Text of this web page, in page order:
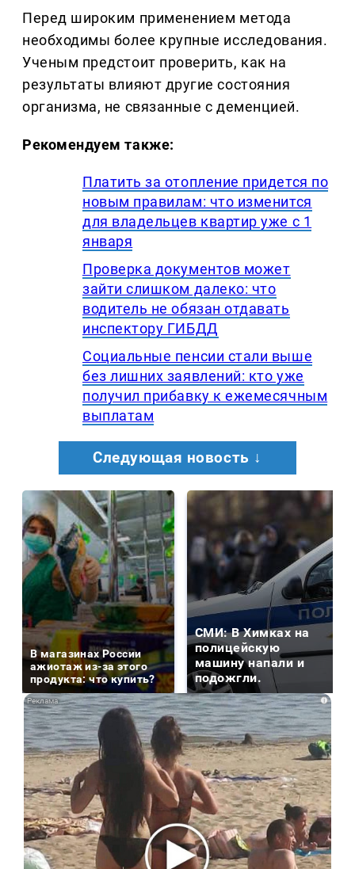
Перед широким применением метода
необходимы более крупные исследования.
Ученым предстоит проверить, как на
результаты влияют другие состояния
организма, не связанные с деменцией.
Рекомендуем также:
Платить за отопление придется по
новым правилам: что изменится
для владельцев квартир уже с 1
января
Проверка документов может
зайти слишком далеко: что
водитель не обязан отдавать
инспектору ГИБДД
Социальные пенсии стали выше
без лишних заявлений: кто уже
получил прибавку к ежемесячным
выплатам
Следующая новость ↓
В магазинах России
ажиотаж из-за этого
продукта: что купить?
СМИ: В Химках на
полицейскую
машину напали и
подожгли.
i